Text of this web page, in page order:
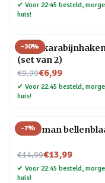
✔ Voor 22:45 besteld,
huis!
-30%
Hond
(set van 2)
€9,99
Nu voor€6,99
✔ Voor 22:45 besteld,
huis!
-7%
Kerstman
€14,99
Nu voor€13,99
✔ Voor 22:45 besteld,
huis!